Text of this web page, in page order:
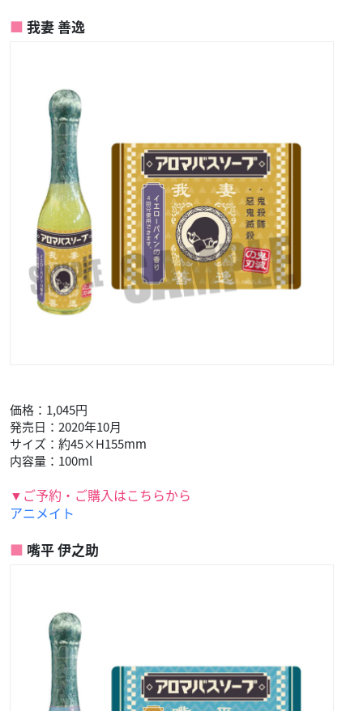
我妻 善逸
価格：1,045円
発売日：2020年10月
サイズ：約45×H155mm
内容量：100ml
▼ご予約・ご購入はこちらから
アニメイト
嘴平 伊之助